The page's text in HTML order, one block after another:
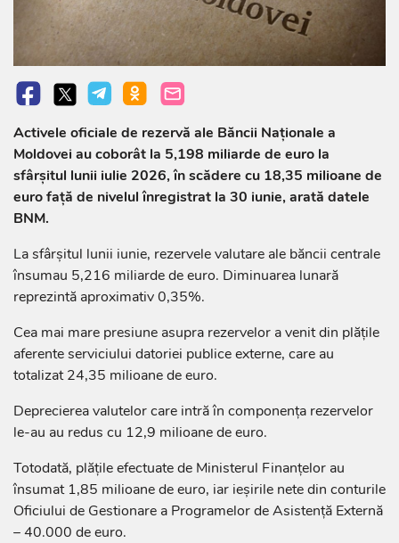
Activele oficiale de rezervă ale Băncii Naționale a
Moldovei au coborât la 5,198 miliarde de euro la
sfârșitul lunii iulie 2026, în scădere cu 18,35 milioane de
euro față de nivelul înregistrat la 30 iunie, arată datele
BNM.
La sfârșitul lunii iunie, rezervele valutare ale băncii centrale
însumau 5,216 miliarde de euro. Diminuarea lunară
reprezintă aproximativ 0,35%.
Cea mai mare presiune asupra rezervelor a venit din plățile
aferente serviciului datoriei publice externe, care au
totalizat 24,35 milioane de euro.
Deprecierea valutelor care intră în componența rezervelor
le-au au redus cu 12,9 milioane de euro.
Totodată, plățile efectuate de Ministerul Finanțelor au
însumat 1,85 milioane de euro, iar ieșirile nete din conturile
Oficiului de Gestionare a Programelor de Asistență Externă
– 40.000 de euro.